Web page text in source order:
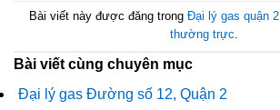
Bài viết này được đăng trong Đại lý gas quận 2
thường trực
Bài viết cùng chuyên mục
Đại lý gas Đường số 12, Quận 2